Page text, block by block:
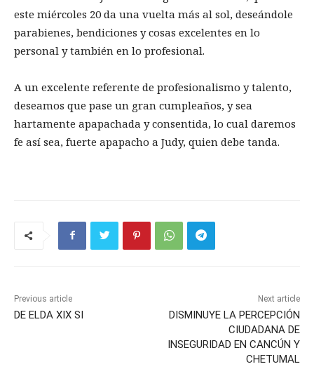
este miércoles 20 da una vuelta más al sol, deseándole
parabienes, bendiciones y cosas excelentes en lo
personal y también en lo profesional.
A un excelente referente de profesionalismo y talento,
deseamos que pase un gran cumpleaños, y sea
hartamente apapachada y consentida, lo cual daremos
fe así sea, fuerte apapacho a Judy, quien debe tanda.
Previous article
DE ELDA XIX SI
Next article
DISMINUYE LA PERCEPCIÓN
CIUDADANA DE
INSEGURIDAD EN CANCÚN Y
CHETUMAL